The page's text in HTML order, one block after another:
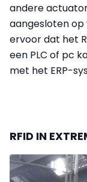
andere
aangesloten
ervoor dat het
een PLC of pc
met het ERP-
RFID IN